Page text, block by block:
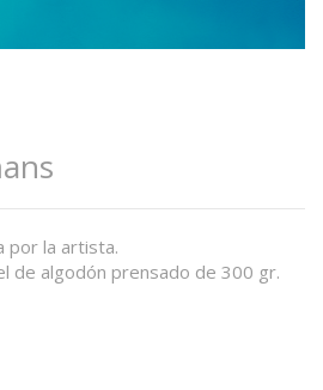
por la artista.
de algodón prensado de 300 gr.